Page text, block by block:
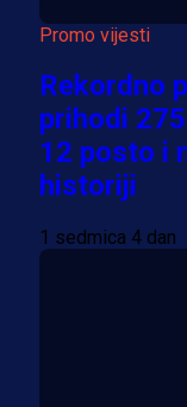
Promo vijesti
Rekordno
prihodi
12 posto i
historiji
1 sedmica 4 dan